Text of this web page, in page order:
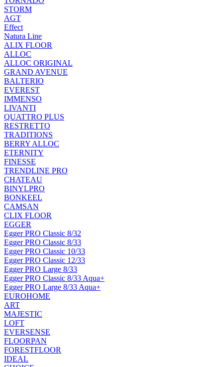
STORM
AGT
Effect
Natura Line
ALIX FLOOR
ALLOC
ALLOC ORIGINAL
GRAND AVENUE
BALTERIO
EVEREST
IMMENSO
LIVANTI
QUATTRO PLUS
RESTRETTO
TRADITIONS
BERRY ALLOC
ETERNITY
FINESSE
TRENDLINE PRO
CHATEAU
BINYLPRO
BONKEEL
CAMSAN
CLIX FLOOR
EGGER
Egger PRO Classic 8/32
Egger PRO Classic 8/33
Egger PRO Classic 10/33
Egger PRO Classic 12/33
Egger PRO Large 8/33
Egger PRO Classic 8/33 Aqua+
Egger PRO Large 8/33 Aqua+
EUROHOME
ART
MAJESTIC
LOFT
EVERSENSE
FLOORPAN
FORESTFLOOR
IDEAL